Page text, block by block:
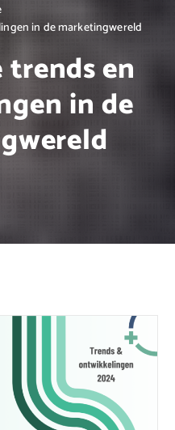
in de marketingwereld
en
in de